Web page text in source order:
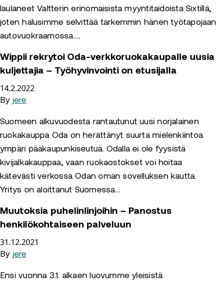
laulaneet Valtterin erinomaisista myyntitaidoista Sixtillä,
joten halusimme selvittää tarkemmin hänen työtapojaan
autovuokraamossa….
Wippii rekrytoi Oda-verkkoruokakaupalle uusia
kuljettajia – Työhyvinvointi on etusijalla
14.2.2022
By jere
Suomeen alkuvuodesta rantautunut uusi norjalainen
ruokakauppa Oda on herättänyt suurta mielenkiintoa
ympäri pääkaupunkiseutua. Odalla ei ole fyysistä
kivijalkakauppaa, vaan ruokaostokset voi hoitaa
kätevästi verkossa Odan oman sovelluksen kautta.
Yritys on aloittanut Suomessa…
Muutoksia puhelinlinjoihin – Panostus
henkilökohtaiseen palveluun
31.12.2021
By jere
Ensi vuonna 3.1. alkaen luovumme yleisistä